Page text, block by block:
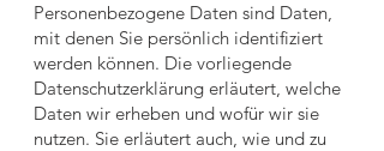
Personenbezogene Daten sind Daten,
mit denen Sie persönlich identifiziert
werden können. Die vorliegende
Datenschutzerklärung erläutert, welche
Daten wir erheben und wofür wir sie
nutzen. Sie erläutert auch, wie und zu